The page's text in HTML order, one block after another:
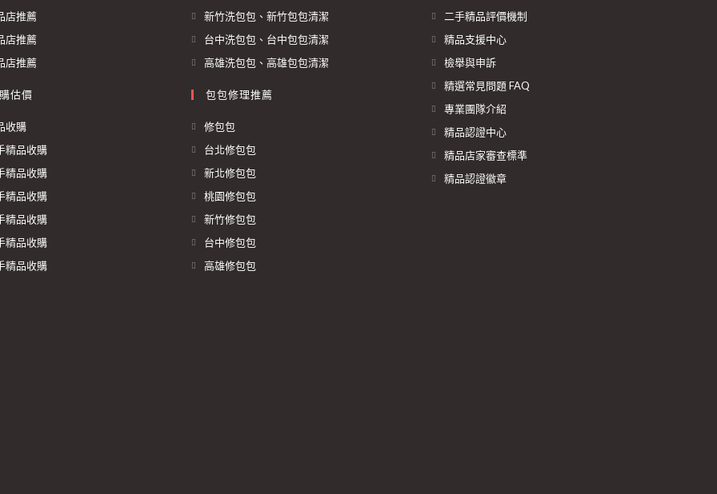
店推薦
店推薦
店推薦
估價
收購
精品收購
精品收購
精品收購
精品收購
精品收購
精品收購
新竹洗包包、新竹包包清潔
台中洗包包、台中包包清潔
高雄洗包包、高雄包包清潔
包包修理推薦
修包包
台北修包包
新北修包包
桃園修包包
新竹修包包
台中修包包
高雄修包包
二手精品評價機制
精品支援中心
檢舉與申訴
精選常見問題 FAQ
專業團隊介紹
精品認證中心
精品店家審查標準
精品認證徽章